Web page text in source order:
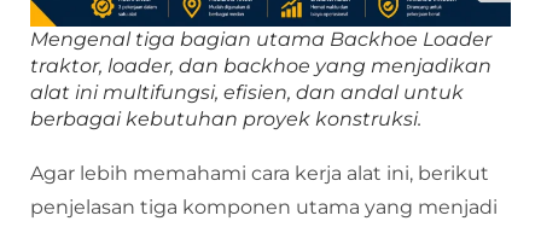
Mengenal tiga bagian utama Backhoe Loader
traktor, loader, dan backhoe yang menjadikan
alat ini multifungsi, efisien, dan andal untuk
berbagai kebutuhan proyek konstruksi.
Agar lebih memahami cara kerja alat ini, berikut
penjelasan tiga komponen utama yang menjadi